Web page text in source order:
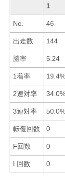
1
No. 46
出走数 144
勝率 5.24
1着率 19.4%
2連対率 34.0%
3連対率 50.0%
転覆回数 0
F回数 0
L回数 0